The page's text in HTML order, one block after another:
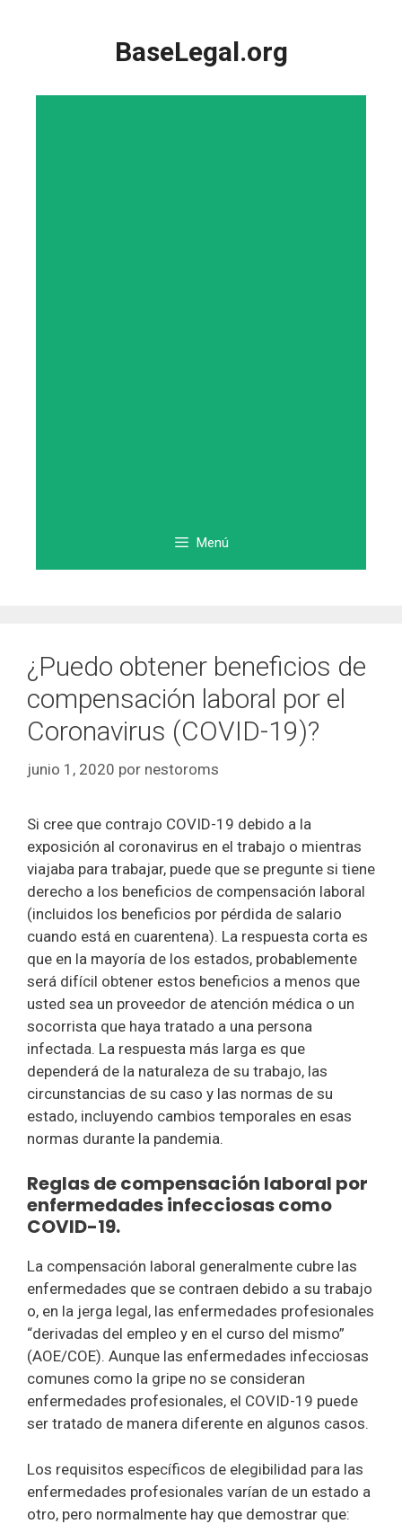
BaseLegal.org
Menú
¿Puedo obtener beneficios de
compensación laboral por el
Coronavirus (COVID-19)?
junio 1, 2020 por nestoroms
Si cree que contrajo COVID-19 debido a la
exposición al coronavirus en el trabajo o mientras
viajaba para trabajar, puede que se pregunte si tiene
derecho a los beneficios de compensación laboral
(incluidos los beneficios por pérdida de salario
cuando está en cuarentena). La respuesta corta es
que en la mayoría de los estados, probablemente
será difícil obtener estos beneficios a menos que
usted sea un proveedor de atención médica o un
socorrista que haya tratado a una persona
infectada. La respuesta más larga es que
dependerá de la naturaleza de su trabajo, las
circunstancias de su caso y las normas de su
estado, incluyendo cambios temporales en esas
normas durante la pandemia.
Reglas de compensación laboral por
enfermedades infecciosas como
COVID-19.
La compensación laboral generalmente cubre las
enfermedades que se contraen debido a su trabajo
o, en la jerga legal, las enfermedades profesionales
“derivadas del empleo y en el curso del mismo”
(AOE/COE). Aunque las enfermedades infecciosas
comunes como la gripe no se consideran
enfermedades profesionales, el COVID-19 puede
ser tratado de manera diferente en algunos casos.
Los requisitos específicos de elegibilidad para las
enfermedades profesionales varían de un estado a
otro, pero normalmente hay que demostrar que: